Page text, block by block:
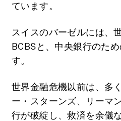
ています。
スイスのバーゼルには、
BCBSと、中央銀行のた
す。
世界金融危機以前は、多
ー・スターンズ、リーマ
行が破綻し、救済を余儀